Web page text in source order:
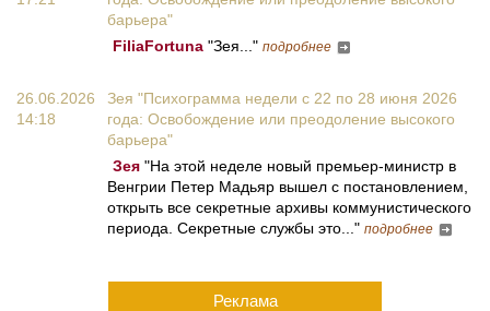
барьера"
FiliaFortuna "Зея..." подробнее
26.06.2026
14:18
Зея "Психограмма недели с 22 по 28 июня 2026
года: Освобождение или преодоление высокого
барьера"
Зея "На этой неделе новый премьер-министр в
Венгрии Петер Мадьяр вышел с постановлением,
открыть все секретные архивы коммунистического
периода. Секретные службы это..." подробнее
Реклама